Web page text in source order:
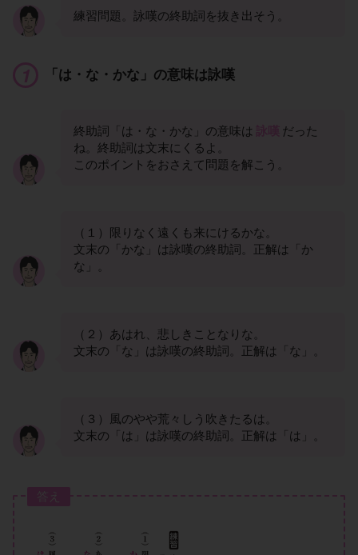
練習問題。詠嘆の終助詞を抜き出そう。
「は・な・かな」の意味は詠嘆
終助詞「は・な・かな」の意味は
だった
ね。終助詞は文末にくるよ。
このポイントをおさえて問題を解こう。
（１）限りなく遠くも来にけるかな。
文末の「かな」は詠嘆の終助詞。正解は「か
な」。
（２）あはれ、悲しきことなりな。
文末の「な」は詠嘆の終助詞。正解は「な」。
（３）風のやや荒々しう吹きたるは。
文末の「は」は詠嘆の終助詞。正解は「は」。
答え